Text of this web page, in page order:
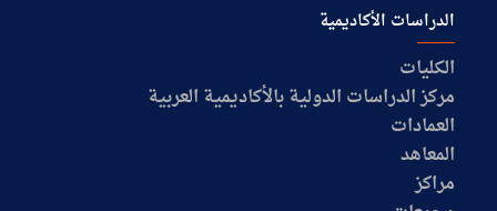
الدراسات الأكاديمية
الكليات
مركز الدراسات الدولية بالأكاديمية العربية
العمادات
المعاهد
مراكز